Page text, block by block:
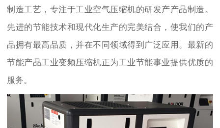
制造工艺，专注于工业空气压缩机的研发产产品制造。
先进的节能技术和现代化生产的完美结合，使我们的产
品拥有最高品质，并在不同领域得到广泛应用。最新的
节能产品工业变频压缩机正为工业节能事业提供优质的
服务。